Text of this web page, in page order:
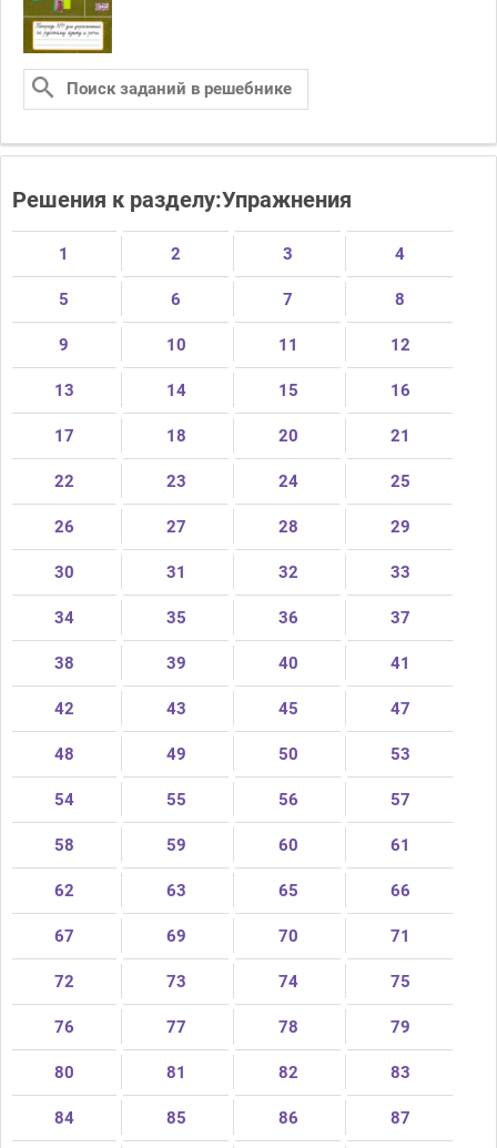
Решения к разделу:Упражнения
1 2 3 4
5 6 7 8
9 10 11 12
13 14 15 16
17 18 20 21
22 23 24 25
26 27 28 29
30 31 32 33
34 35 36 37
38 39 40 41
42 43 45 47
48 49 50 53
54 55 56 57
58 59 60 61
62 63 65 66
67 69 70 71
72 73 74 75
76 77 78 79
80 81 82 83
84 85 86 87